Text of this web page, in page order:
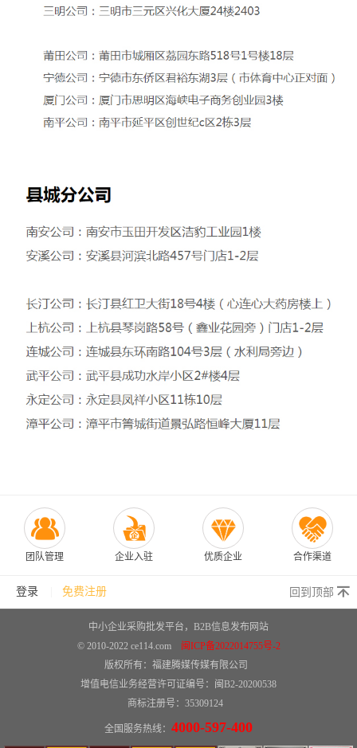
团队管理 企业入驻 优质企业 合作渠道
登录 免费注册 回到顶部
中小企业采购批发平台，B2B信息发布网站
© 2010-2022 ce114.com
闽ICP备2022014755号-2
版权所有： 福建腾媒传媒有限公司
增值电信业务经营许可证编号：闽B2-20200538
商标注册号：35309124
全国服务热线： 4000-597-400